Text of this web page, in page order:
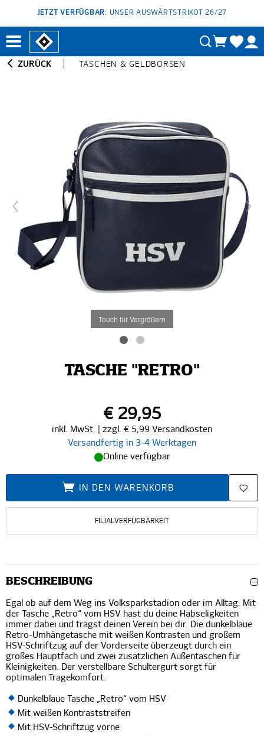
JETZT VERFÜGBAR: UNSER AUSWÄRTSTRIKOT 26/27
ZURÜCK TASCHEN & GELDBÖRSEN
Touch für Vergrößern
TASCHE "RETRO"
€ 29,95
inkl. MwSt. | zzgl. € 5,99 Versandkosten
Versandfertig in 3-4 Werktagen
Online verfügbar
IN DEN WARENKORB
FILIALVERFÜGBARKEIT
BESCHREIBUNG
Egal ob auf dem Weg ins Volksparkstadion oder im Alltag: Mit
der Tasche „Retro“ vom HSV hast du deine Habseligkeiten
immer dabei und trägst deinen Verein bei dir. Die dunkelblaue
Retro-Umhängetasche mit weißen Kontrasten und großem
HSV-Schriftzug auf der Vorderseite überzeugt durch ein
großes Hauptfach und zwei zusätzlichen Außentaschen für
Kleinigkeiten. Der verstellbare Schultergurt sorgt für
optimalen Tragekomfort.
Dunkelblaue Tasche „Retro“ vom HSV
Mit weißen Kontraststreifen
Mit HSV-Schriftzug vorne